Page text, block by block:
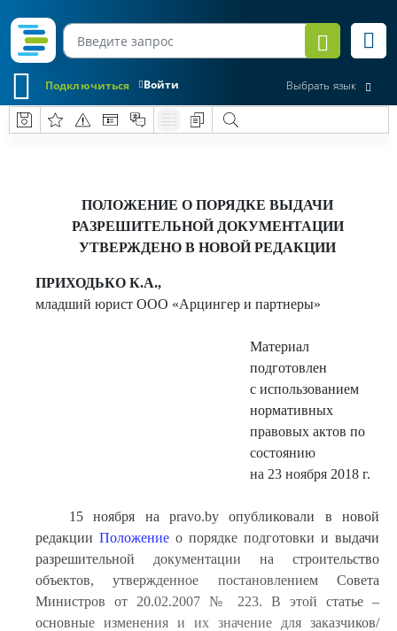
Войти
Подключиться Выбрать язык
ПОЛОЖЕНИЕ О ПОРЯДКЕ ВЫДАЧИ
РАЗРЕШИТЕЛЬНОЙ ДОКУМЕНТАЦИИ
УТВЕРЖДЕНО В НОВОЙ РЕДАКЦИИ
ПРИХОДЬКО К.А.,
младший юрист ООО «Арцингер и партнеры»
Материал
подготовлен
с использованием
нормативных
правовых актов по
состоянию
на 23 ноября 2018 г.
15 ноября на pravo.by опубликовали в новой
редакции Положение о порядке подготовки и выдачи
разрешительной документации на строительство
объектов, утвержденное постановлением Совета
Министров от 20.02.2007 № 223. В этой статье –
основные изменения и их значение для заказчиков/